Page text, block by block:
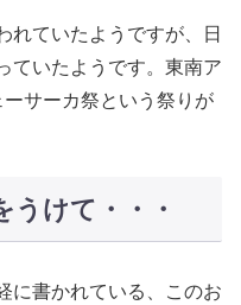
ていたようですが、日
ていたようです。東南ア
サーカ祭という祭りが
けて・・・
に書かれている、このお